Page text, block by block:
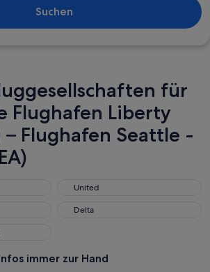
Suchen
für
Flughafen Liberty
– Flughafen Seattle -
United
United
Delta
Delta
immer zur Hand